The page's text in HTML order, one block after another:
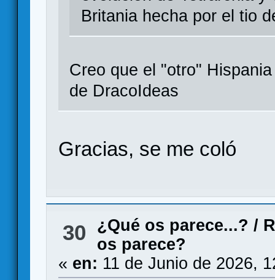
Britania hecha por el tio
Creo que el "otro"
de DracoIdeas
Gracias, se me coló
30 ¿Qué os parece...? /
os parece?
« en: 11 de Junio de 2026,